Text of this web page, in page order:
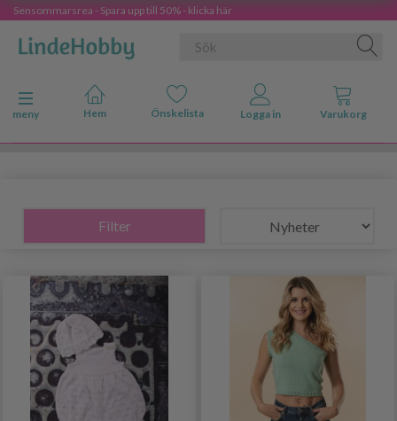
Sensommarsrea - Spara upp till 50% - klicka här
Ändra navigering
meny
Filter